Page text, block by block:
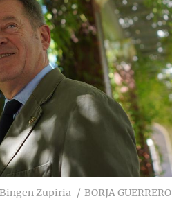
Zupiria BORJA GUERRERO